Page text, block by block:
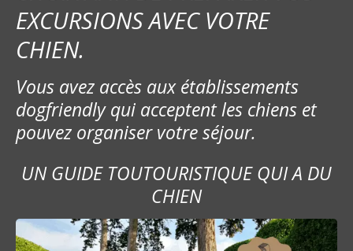
EXCURSIONS AVEC VOTRE
CHIEN.
Vous avez accès aux établissements
dogfriendly qui acceptent les chiens et
pouvez organiser votre séjour.
UN GUIDE TOUTOURISTIQUE QUI A DU
CHIEN